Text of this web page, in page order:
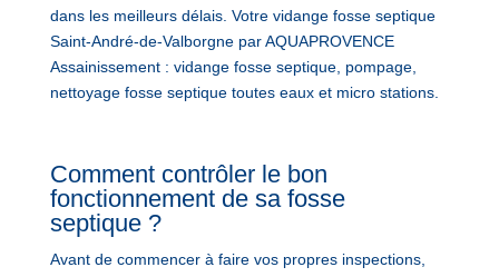
dans les meilleurs délais. Votre vidange fosse septique
Saint-André-de-Valborgne par AQUAPROVENCE
Assainissement : vidange fosse septique, pompage,
nettoyage fosse septique toutes eaux et micro stations.
Comment contrôler le bon
fonctionnement de sa fosse
septique ?
Avant de commencer à faire vos propres inspections,